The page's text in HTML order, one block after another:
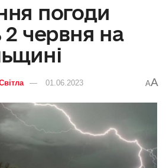
погоди
2 червня на
01.06.2023 AA